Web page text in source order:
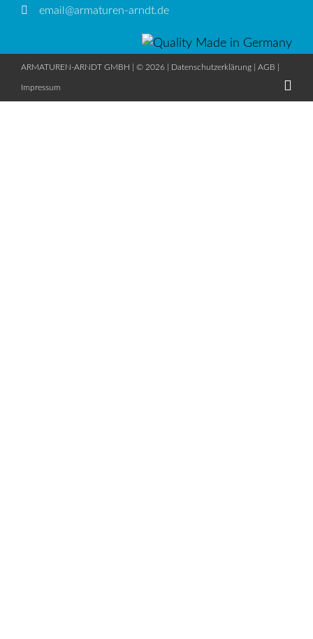
email@armaturen-arndt.de
ARMATUREN-ARNDT GMBH | © 2026 | Datenschutzerklärung AGB
Impressum